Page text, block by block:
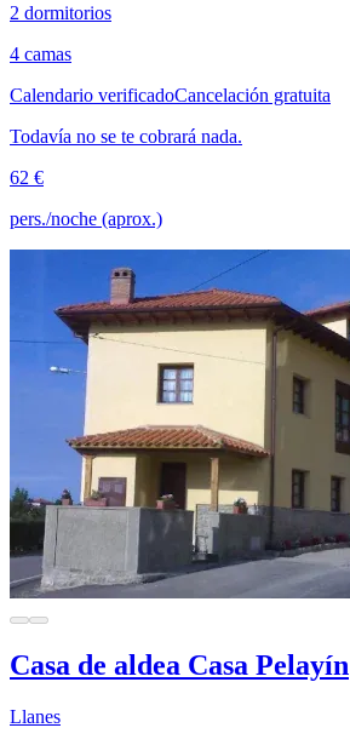
2 dormitorios
4 camas
Calendario verificadoCancelación gratuita
Todavía no se te cobrará nada.
62 €
pers./noche (aprox.)
Casa de aldea Casa Pelayín
Llanes